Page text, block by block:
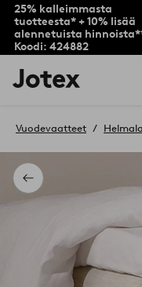
25% kalleimmasta
tuotteesta* + 10% lisää
alennetuista
Koodi: 424882
Jotex-
logo
aloitussivulle
Takaisin
Vuodevaatteet